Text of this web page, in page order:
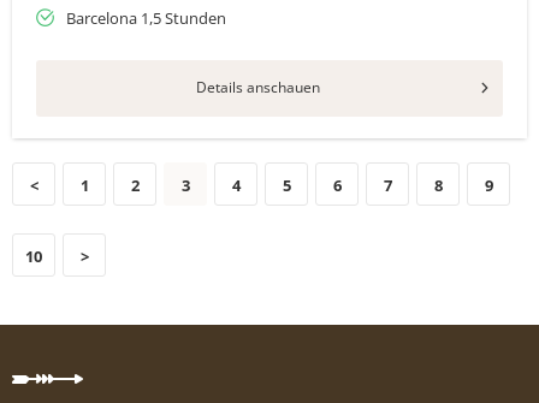
Barcelona 1,5 Stunden
Details anschauen
< 1 2 3 4 5 6 7 8 9
10 >